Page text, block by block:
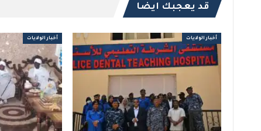
قد يعجبك ايضا
أخبار الولايات أخبار الولايات